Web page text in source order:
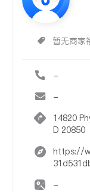
暂无商家
-
-
14820
D 20850
https://
-